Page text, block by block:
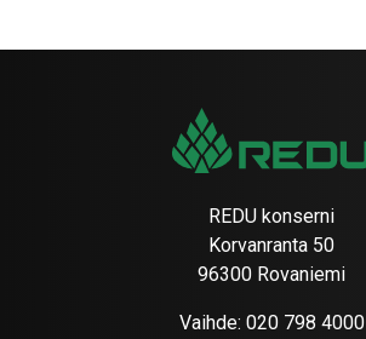
REDU konserni
Korvanranta 50
96300 Rovaniemi
Vaihde: 020 798 4000